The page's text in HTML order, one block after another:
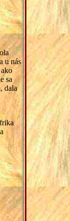
u nás
sa
dala